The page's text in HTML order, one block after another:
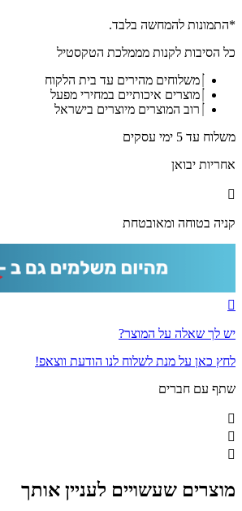
-
מזמור
מעוצבת
קנבס
זכוכית
*התמונות להמחשה בלבד.
כל הסיבות לקנות מממלכת הטקסטיל
משלוחים מהירים עד בית הלקוח
מוצרים איכותיים במחירי מפעל
רוב המוצרים מיוצרים בישראל
משלוח עד 5 ימי עסקים
אחריות יבואן
קניה בטוחה ומאובטחת
יש לך שאלה על המוצר?
לחץ כאן על מנת לשלוח לנו הודעת ווצאפ!
שתף עם חברים
מוצרים שעשויים לעניין אותך